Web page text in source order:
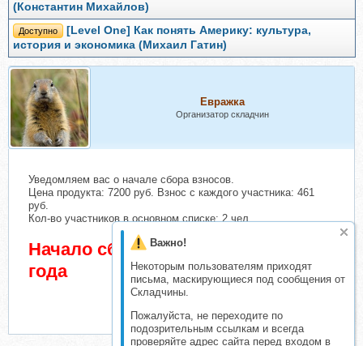
Важно!
Некоторым пользователям приходят
письма, маскирующиеся под сообщения от
Складчины.
Пожалуйста, не переходите по
подозрительным ссылкам и всегда
проверяйте адрес сайта перед входом в
(Константин Михайлов)
Доступно
[Level One] Как понять Америку: культура,
история и экономика (Михаил Гатин)
Евражкa
Организатор складчин
Уведомляем вас о начале сбора взносов.
Цена продукта: 7200 руб. Взнос с каждого участника: 461
руб.
Кол-во участников в основном списке: 2 чел.
Начало сбора взносов 8 Март 2026
года